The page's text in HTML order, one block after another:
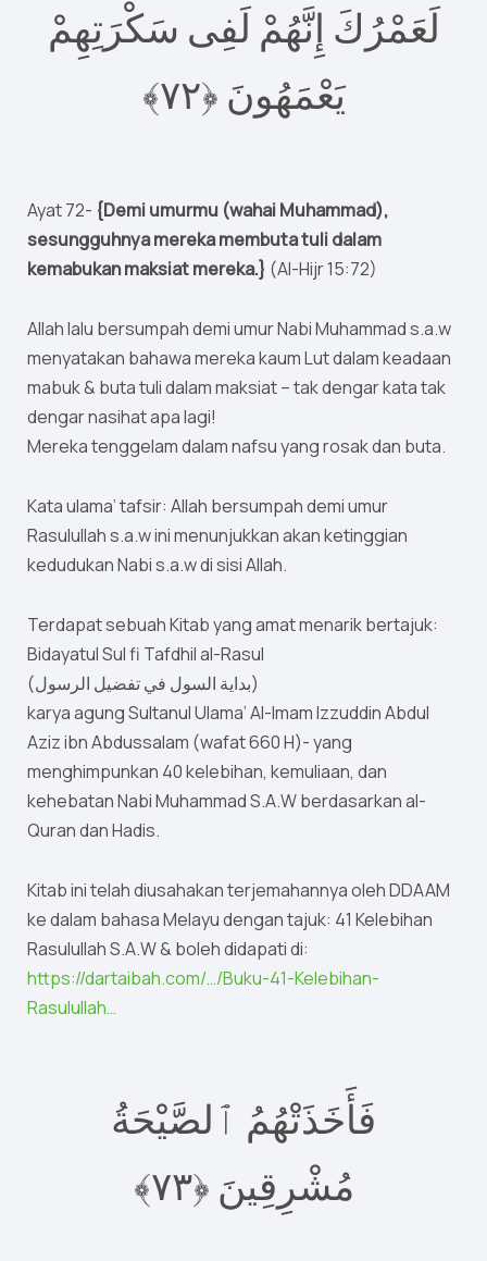
لَعَمْرُكَ إِنَّهُمْ لَفِى سَكْرَتِهِمْ
يَعْمَهُونَ ‎﴿٢٧﴾
Ayat 72- {Demi umurmu (wahai Muhammad),
sesungguhnya mereka membuta tuli dalam
kemabukan maksiat mereka.} (Al-Hijr 15:72)
Allah lalu bersumpah demi umur Nabi Muhammad s.a.w
menyatakan bahawa mereka kaum Lut dalam keadaan
mabuk & buta tuli dalam maksiat – tak dengar kata tak
dengar nasihat apa lagi!
Mereka tenggelam dalam nafsu yang rosak dan buta.
Kata ulama’ tafsir: Allah bersumpah demi umur
Rasulullah s.a.w ini menunjukkan akan ketinggian
kedudukan Nabi s.a.w di sisi Allah.
Terdapat sebuah Kitab yang amat menarik bertajuk:
Bidayatul Sul fi Tafdhil al-Rasul
(بداية السول في تفضيل الرسول)
karya agung Sultanul Ulama’ Al-Imam Izzuddin Abdul
Aziz ibn Abdussalam (wafat 660 H)- yang
menghimpunkan 40 kelebihan, kemuliaan, dan
kehebatan Nabi Muhammad S.A.W berdasarkan al-
Quran dan Hadis.
Kitab ini telah diusahakan terjemahannya oleh DDAAM
ke dalam bahasa Melayu dengan tajuk: 41 Kelebihan
Rasulullah S.A.W & boleh didapati di:
https://dartaibah.com/…/Buku-41-Kelebihan-
Rasulullah…
فَأَخَذَتْهُمُ ٱلصَّيْحَةُ
مُشْرِقِينَ ‎﴿٣٧﴾‏